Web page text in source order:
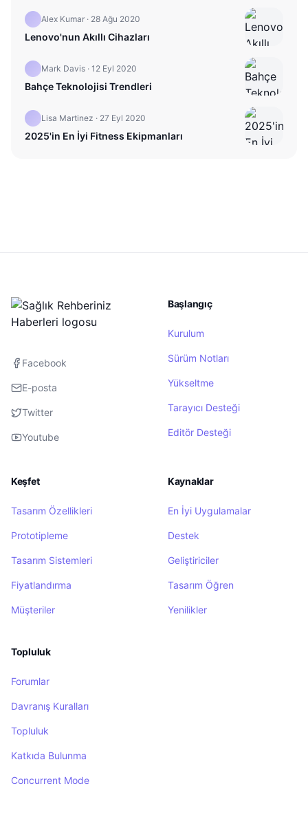
Alex Kumar · 28 Ağu 2020
Lenovo'nun Akıllı Cihazları
Mark Davis · 12 Eyl 2020
Bahçe Teknolojisi Trendleri
Lisa Martinez · 27 Eyl 2020
2025'in En İyi Fitness Ekipmanları
Facebook
E-posta
Twitter
Youtube
Başlangıç
Kurulum
Sürüm Notları
Yükseltme
Tarayıcı Desteği
Editör Desteği
Keşfet
Tasarım Özellikleri
Prototipleme
Tasarım Sistemleri
Fiyatlandırma
Müşteriler
Kaynaklar
En İyi Uygulamalar
Destek
Geliştiriciler
Tasarım Öğren
Yenilikler
Topluluk
Forumlar
Davranış Kuralları
Topluluk
Katkıda Bulunma
Concurrent Mode